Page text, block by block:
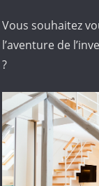
Vous souhaitez
l’aventure de
?